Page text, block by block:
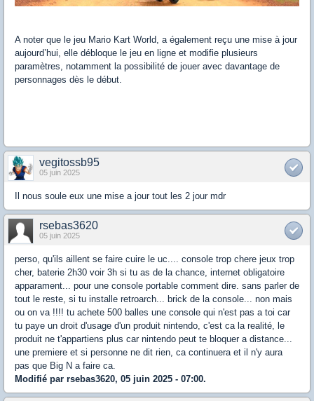
A noter que le jeu Mario Kart World, a également reçu une mise à jour
aujourd’hui, elle débloque le jeu en ligne et modifie plusieurs
paramètres, notamment la possibilité de jouer avec davantage de
personnages dès le début.
vegitossb95
05 juin 2025
Il nous soule eux une mise a jour tout les 2 jour mdr
rsebas3620
05 juin 2025
perso, qu'ils aillent se faire cuire le uc.... console trop chere jeux trop
cher, baterie 2h30 voir 3h si tu as de la chance, internet obligatoire
apparament... pour une console portable comment dire. sans parler de
tout le reste, si tu installe retroarch... brick de la console... non mais
ou on va !!!! tu achete 500 balles une console qui n'est pas a toi car
tu paye un droit d'usage d'un produit nintendo, c'est ca la realité, le
produit ne t'appartiens plus car nintendo peut te bloquer a distance...
une premiere et si personne ne dit rien, ca continuera et il n'y aura
pas que Big N a faire ca.
Modifié par rsebas3620, 05 juin 2025 - 07:00.